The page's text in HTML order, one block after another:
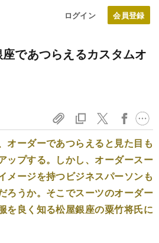
ログイン
であつらえるカスタムオ
オーダーであつらえると見た目も
ップする。しかし、オーダースー
メージを持つビジネスパーソンも
ろうか。そこでスーツのオーダー
を良く知る松屋銀座の粟竹将氏に